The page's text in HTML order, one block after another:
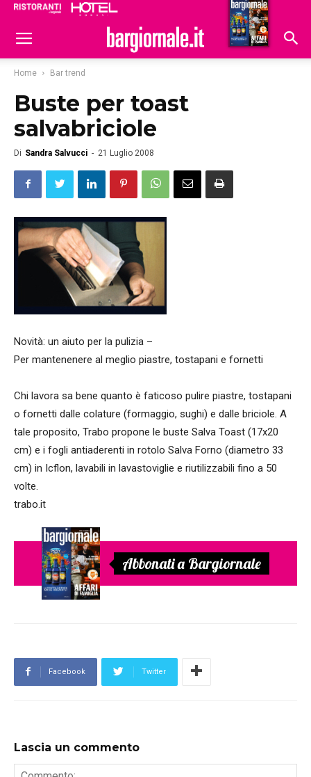
Hoteldomani
Home Bar trend
Buste per toast
salvabriciole
Di Sandra Salvucci - 21 Luglio 2008
Novità: un aiuto per la pulizia –
Per mantenenere al meglio piastre, tostapani e fornetti
Chi lavora sa bene quanto è faticoso pulire piastre, tostapani
o fornetti dalle colature (formaggio, sughi) e dalle briciole. A
tale proposito, Trabo propone le buste Salva Toast (17x20
cm) e i fogli antiaderenti in rotolo Salva Forno (diametro 33
cm) in Icflon, lavabili in lavastoviglie e riutilizzabili fino a 50
volte.
trabo.it
Abbonati a Bargiornale
Facebook Twitter
Lascia un commento